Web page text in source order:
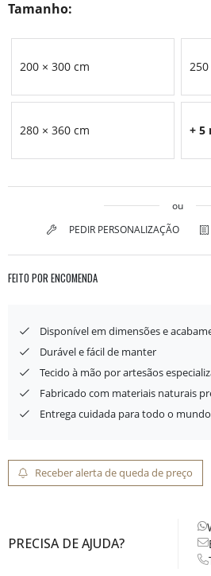
Tamanho:
200 × 300 cm
280 × 360 cm + 5
ou
PEDIR PERSONALIZAÇÃO
FEITO POR ENCOMENDA
Disponível em dimensões e
Durável e fácil de manter
Tecido à mão por artesãos
Fabricado com materiais naturais
Entrega cuidada para todo o mundo
Receber alerta de queda de preço
PRECISA DE AJUDA?